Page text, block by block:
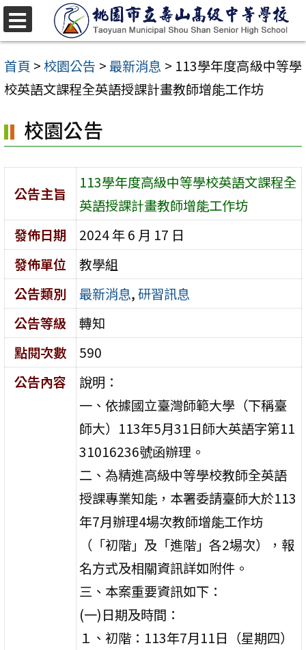
跳
至
主
要
容
區
首頁 >校園公告 >最新消息 > 113學年度高級中等學
校英語文課程全英語授課計畫教師增能工作坊
校園公告
公告主旨
113學年度高級中等學校英語文課程全
英語授課計畫教師增能工作坊
發佈日期
2024 年 6 月 17 日
發佈單位
教學組
公告類別
最新消息,研習訊息
公告等級
轉知
點閱次數
590
公告內容
說明：
一、依據國立臺灣師範大學（下稱臺
師大）113年5月31日師大英語字第11
31016236號函辦理。
二、為精進高級中等學校教師全英語
授課專業知能，本署委請臺師大於113
年7月辦理4場次教師增能工作坊
（「初階」及「進階」各2場次），報
名方式及相關資訊詳如附件。
三、本案重要資訊如下：
(一)日期及時間：
１、初階：113年7月11日（星期四）
選
單